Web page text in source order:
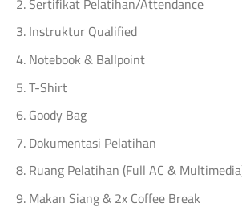
Instruktur Qualified
Notebook & Ballpoint
T-Shirt
Goody Bag
Dokumentasi Pelatihan
Ruang Pelatihan (Full AC &
Makan Siang & 2x Coffee Break